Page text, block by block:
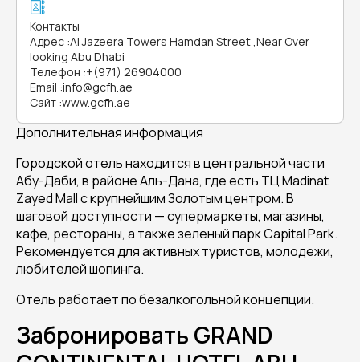
Контакты
Адрес :Al Jazeera Towers Hamdan Street ,Near Over
looking Abu Dhabi
Телефон :+(971) 26904000
Email :info@gcfh.ae
Сайт :www.gcfh.ae
Дополнительная информация
Городской отель находится в центральной части
Абу-Даби, в районе Аль-Дана, где есть ТЦ Madinat
Zayed Mall c крупнейшим Золотым центром. В
шаговой доступности — супермаркеты, магазины,
кафе, рестораны, а также зеленый парк Capital Park.
Рекомендуется для активных туристов, молодежи,
любителей шопинга.
Отель работает по безалкогольной концепции.
Забронировать GRAND